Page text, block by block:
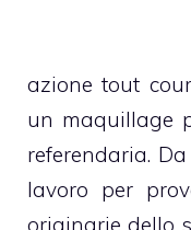
azione tout
un maquillage
referendaria.
lavoro per
originarie dello